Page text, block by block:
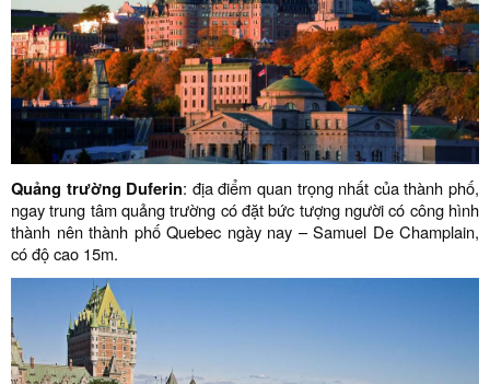
Quảng trường Duferin: địa điểm quan trọng nhất của thành phố,
ngay trung tâm quảng trường có đặt bức tượng người có công hình
thành nên thành phố Quebec ngày nay – Samuel De Champlain,
có độ cao 15m.